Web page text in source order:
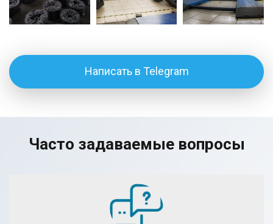
Написать в Telegram
Часто задаваемые вопросы